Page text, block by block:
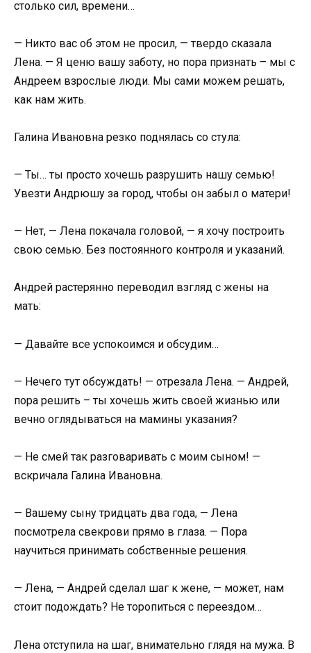
столько сил, времени…
— Никто вас об этом не просил, — твердо сказала
Лена. — Я ценю вашу заботу, но пора признать – мы с
Андреем взрослые люди. Мы сами можем решать,
как нам жить.
Галина Ивановна резко поднялась со стула:
— Ты… ты просто хочешь разрушить нашу семью!
Увезти Андрюшу за город, чтобы он забыл о матери!
— Нет, — Лена покачала головой, — я хочу построить
свою семью. Без постоянного контроля и указаний.
Андрей растерянно переводил взгляд с жены на
мать:
— Давайте все успокоимся и обсудим…
— Нечего тут обсуждать! — отрезала Лена. — Андрей,
пора решить – ты хочешь жить своей жизнью или
вечно оглядываться на мамины указания?
— Не смей так разговаривать с моим сыном! —
вскричала Галина Ивановна.
— Вашему сыну тридцать два года, — Лена
посмотрела свекрови прямо в глаза. — Пора
научиться принимать собственные решения.
— Лена, — Андрей сделал шаг к жене, — может, нам
стоит подождать? Не торопиться с переездом…
Лена отступила на шаг, внимательно глядя на мужа. В